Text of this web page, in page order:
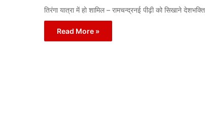
तिरंगा यात्रा में हो शामिल – रामचन्द्रनई पीढ़ी को सिखाने
Read More »